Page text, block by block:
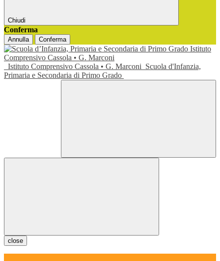
Chiudi
Conferma
Annulla Conferma
Istituto Comprensivo Cassola • G. Marconi Scuola d'Infanzia,
Primaria e Secondaria di Primo Grado
close